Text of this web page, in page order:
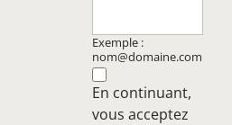
Exemple :
nom@domaine.com
En continuant,
vous acceptez